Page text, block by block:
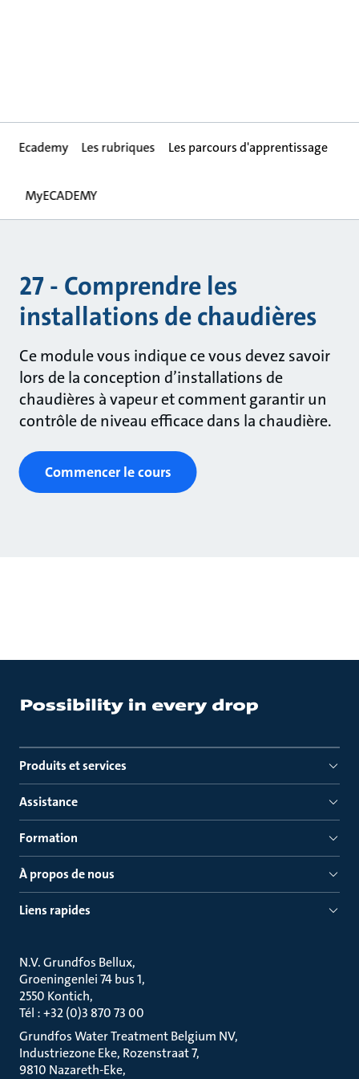
Ecademy Les rubriques Les parcours d'apprentissage
MyECADEMY
27 - Comprendre les
installations de chaudières
Ce module vous indique ce vous devez savoir
lors de la conception d’installations de
chaudières à vapeur et comment garantir un
contrôle de niveau efficace dans la chaudière.
Commencer le cours
Produits et services
Assistance
Formation
À propos de nous
Liens rapides
N.V. Grundfos Bellux
Groeningenlei 74 bus 1
2550 Kontich
Tél : +32 (0)3 870 73 00
Grundfos Water Treatment Belgium NV
Industriezone Eke, Rozenstraat 7
9810 Nazareth-Eke